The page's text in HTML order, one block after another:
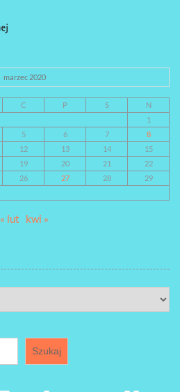
marzec 2020
C P S
N
1
5 6 7
8
12 13 14
15
19 20 21
22
26 27 28
29
« lut kwi »
Szukaj